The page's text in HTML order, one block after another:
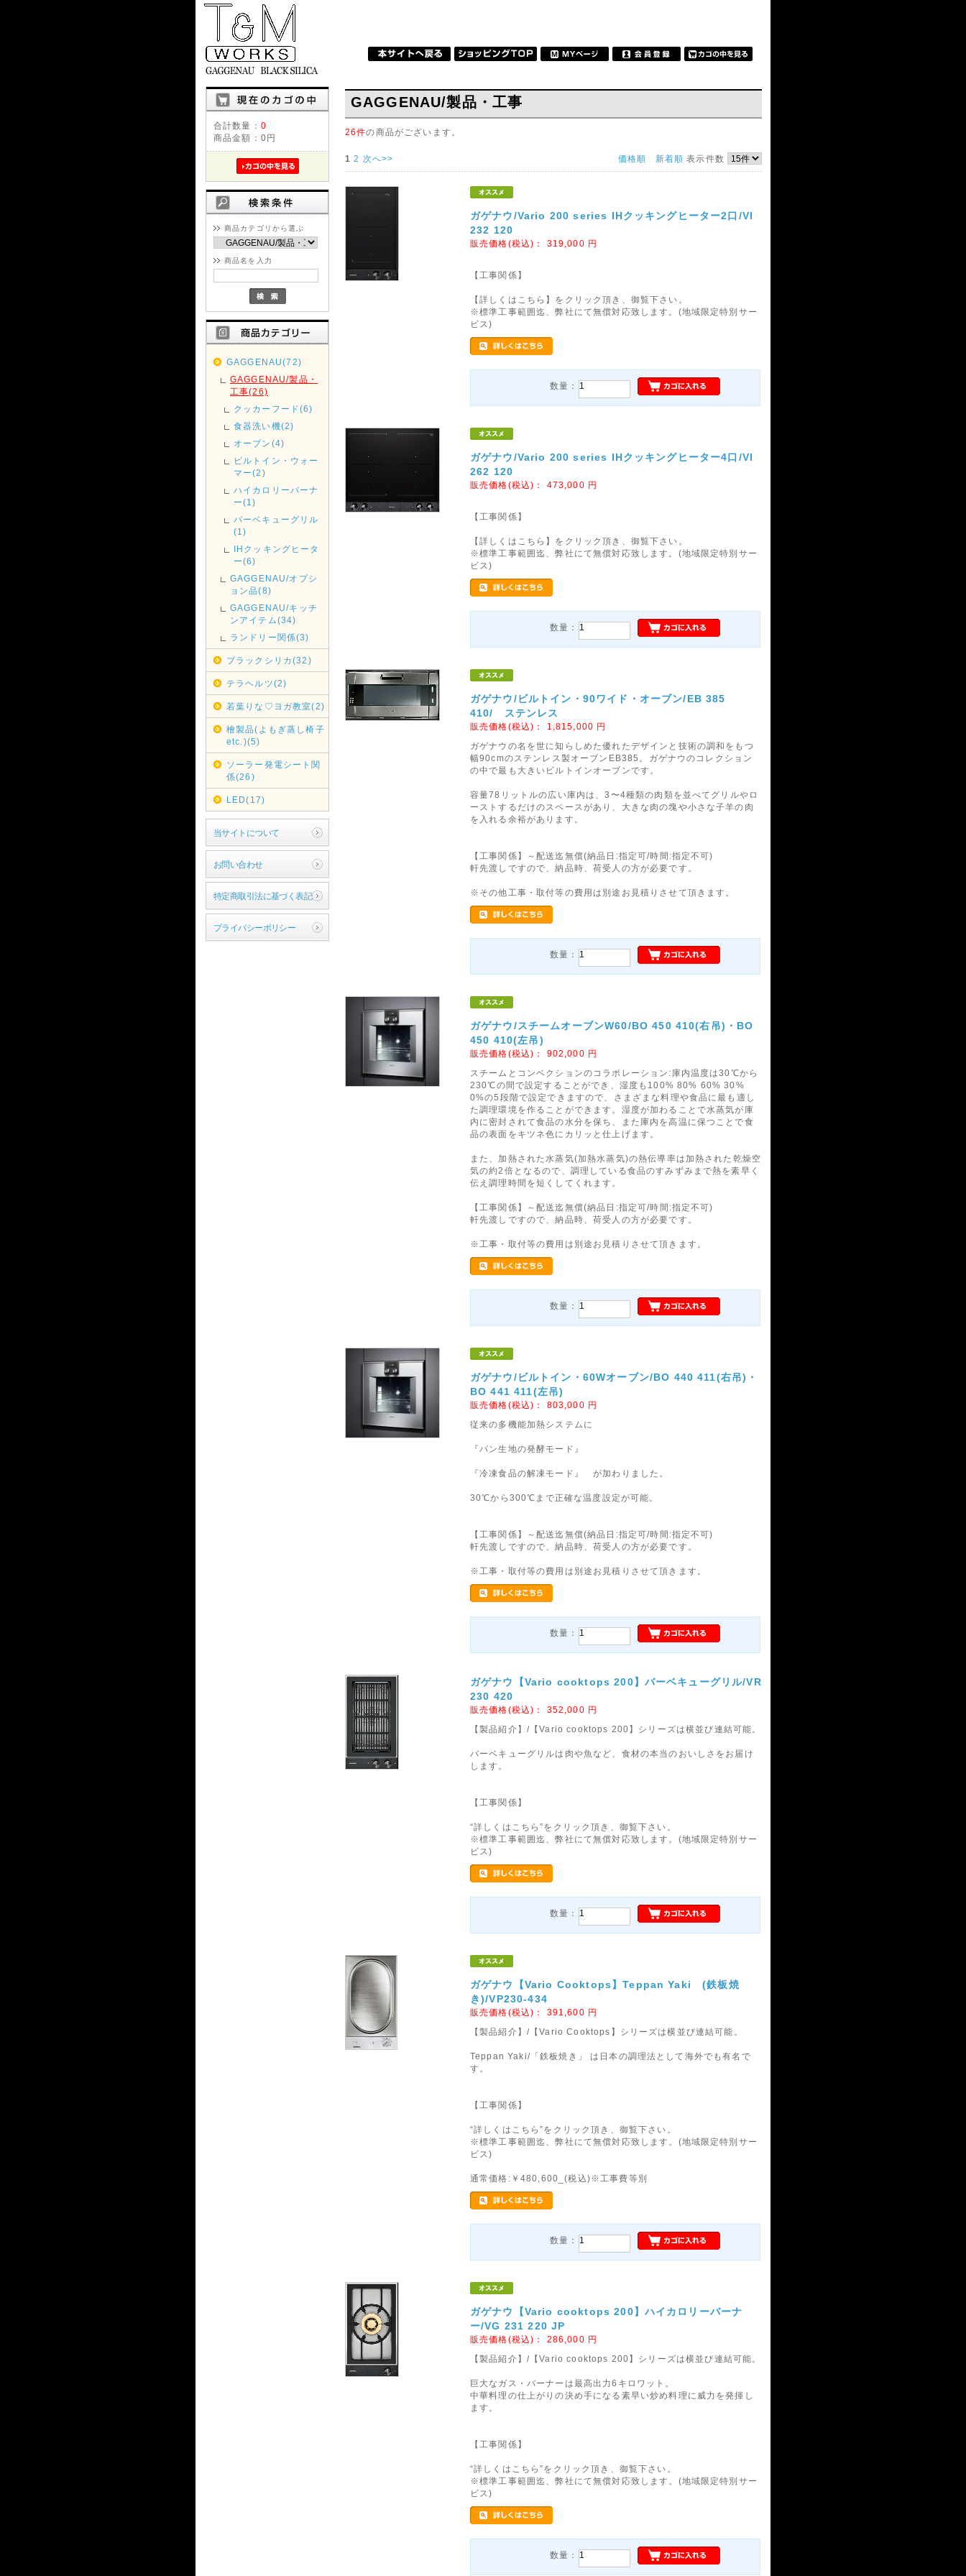
合計数量： 0
商品金額： 0円
商品カテゴリから選ぶ
商品名を入力
GAGGENAU(72)
GAGGENAU/製品・
工事(26)
クッカーフード(6)
食器洗い機(2)
オーブン(4)
ビルトイン・ウォー
マー(2)
ハイカロリーバーナ
ー(1)
バーベキューグリル
(1)
IHクッキングヒータ
ー(6)
GAGGENAU/オプシ
ョン品(8)
GAGGENAU/キッチ
ンアイテム(34)
ランドリー関係(3)
ブラックシリカ(32)
テラヘルツ(2)
若葉りな♡ヨガ教室(2)
檜製品(よもぎ蒸し椅子
etc.)(5)
ソーラー発電シート関
係(26)
LED(17)
当サイトについて
お問い合わせ
特定商取引法に基づく表記
プライバシーポリシー
GAGGENAU/製品・工事
26件の商品がございます。
価格順 新着順 表示件数
1 2 次へ>>
ガゲナウ/Vario 200 series IHクッキングヒーター2口/VI
232 120
販売価格(税込)： 319,000 円
【工事関係】
【詳しくはこちら】をクリック頂き、御覧下さい。
※標準工事範囲迄、弊社にて無償対応致します。(地域限定特別サー
ビス)
数量：
ガゲナウ/Vario 200 series IHクッキングヒーター4口/VI
262 120
販売価格(税込)： 473,000 円
【工事関係】
【詳しくはこちら】をクリック頂き、御覧下さい。
※標準工事範囲迄、弊社にて無償対応致します。(地域限定特別サー
ビス)
数量：
ガゲナウ/ビルトイン・90ワイド・オーブン/EB 385
410/ ステンレス
販売価格(税込)： 1,815,000 円
ガゲナウの名を世に知らしめた優れたデザインと技術の調和をもつ
幅90cmのステンレス製オーブンEB385。ガゲナウのコレクション
の中で最も大きいビルトインオーブンです。
容量78リットルの広い庫内は、3〜4種類の肉類を並べてグリルやロ
ーストするだけのスペースがあり、大きな肉の塊や小さな子羊の肉
を入れる余裕があります。
【工事関係】～配送迄無償(納品日:指定可/時間:指定不可)
軒先渡しですので、納品時、荷受人の方が必要です。
※その他工事・取付等の費用は別途お見積りさせて頂きます。
数量：
ガゲナウ/スチームオーブンW60/BO 450 410(右吊)・BO
450 410(左吊)
販売価格(税込)： 902,000 円
スチームとコンベクションのコラボレーション:庫内温度は30℃から
230℃の間で設定することができ、湿度も100% 80% 60% 30%
0%の5段階で設定できますので、さまざまな料理や食品に最も適し
た調理環境を作ることができます。湿度が加わることで水蒸気が庫
内に密封されて食品の水分を保ち、また庫内を高温に保つことで食
品の表面をキツネ色にカリッと仕上げます。
また、加熱された水蒸気(加熱水蒸気)の熱伝導率は加熱された乾燥空
気の約2倍となるので、調理している食品のすみずみまで熱を素早く
伝え調理時間を短くしてくれます。
【工事関係】～配送迄無償(納品日:指定可/時間:指定不可)
軒先渡しですので、納品時、荷受人の方が必要です。
※工事・取付等の費用は別途お見積りさせて頂きます。
数量：
ガゲナウ/ビルトイン・60Wオーブン/BO 440 411(右吊)・
BO 441 411(左吊)
販売価格(税込)： 803,000 円
従来の多機能加熱システムに
『パン生地の発酵モード』
『冷凍食品の解凍モード』 が加わりました。
30℃から300℃まで正確な温度設定が可能。
【工事関係】～配送迄無償(納品日:指定可/時間:指定不可)
軒先渡しですので、納品時、荷受人の方が必要です。
※工事・取付等の費用は別途お見積りさせて頂きます。
数量：
ガゲナウ【Vario cooktops 200】バーベキューグリル/VR
230 420
販売価格(税込)： 352,000 円
【製品紹介】/【Vario cooktops 200】シリーズは横並び連結可能。
バーベキューグリルは肉や魚など、食材の本当のおいしさをお届け
します。
【工事関係】
“詳しくはこちら”をクリック頂き、御覧下さい。
※標準工事範囲迄、弊社にて無償対応致します。(地域限定特別サー
ビス)
数量：
ガゲナウ【Vario Cooktops】Teppan Yaki (鉄板焼
き)/VP230-434
販売価格(税込)： 391,600 円
【製品紹介】/【Vario Cooktops】シリーズは横並び連結可能。
Teppan Yaki/「鉄板焼き」 は日本の調理法として海外でも有名で
す。
【工事関係】
“詳しくはこちら”をクリック頂き、御覧下さい。
※標準工事範囲迄、弊社にて無償対応致します。(地域限定特別サー
ビス)
通常価格:￥480,600_(税込)※工事費等別
数量：
ガゲナウ【Vario cooktops 200】ハイカロリーバーナ
ー/VG 231 220 JP
販売価格(税込)： 286,000 円
【製品紹介】/【Vario cooktops 200】シリーズは横並び連結可能。
巨大なガス・バーナーは最高出力6キロワット。
中華料理の仕上がりの決め手になる素早い炒め料理に威力を発揮し
ます。
【工事関係】
“詳しくはこちら”をクリック頂き、御覧下さい。
※標準工事範囲迄、弊社にて無償対応致します。(地域限定特別サー
ビス)
数量：